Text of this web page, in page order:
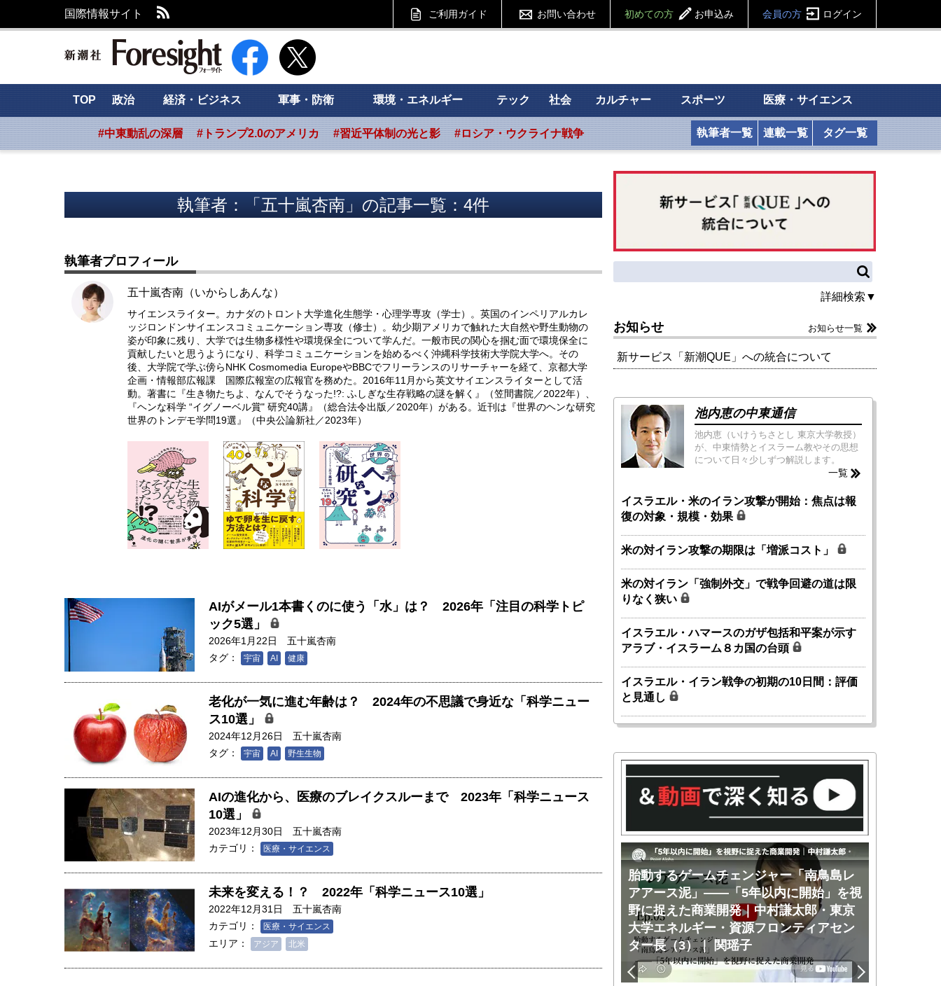
国際情報サイト ご利用ガイド お問い合わせ 初めての方 お申込み 会員の方 ログイン
新潮社 Foresight フォーサイト
TOP 政治 経済・ビジネス 軍事・防衛 環境・エネルギー テック 社会 カルチャー スポーツ 医療・サイエンス
#中東動乱の深層 #トランプ2.0のアメリカ #習近平体制の光と影 #ロシア・ウクライナ戦争 執筆者一覧 連載一覧 タグ一覧
執筆者：「五十嵐杏南」の記事一覧：4件
執筆者プロフィール
五十嵐杏南（いからしあんな）
サイエンスライター。カナダのトロント大学進化生態学・心理学専攻（学士）。英国のインペリアルカレ
ッジロンドンサイエンスコミュニケーション専攻（修士）。幼少期アメリカで触れた大自然や野生動物の
姿が印象に残り、大学では生物多様性や環境保全について学んだ。一般市民の関心を掴む面で環境保全に
貢献したいと思うようになり、科学コミュニケーションを始めるべく沖縄科学技術大学院大学へ。その
後、大学院で学ぶ傍らNHK Cosmomedia EuropeやBBCでフリーランスのリサーチャーを経て、京都大学
企画・情報部広報課 国際広報室の広報官を務めた。2016年11月から英文サイエンスライターとして活
動。著書に『生き物たちよ、なんでそうなった!?: ふしぎな生存戦略の謎を解く』（笠間書院／2022年）、
『ヘンな科学 “イグノーベル賞" 研究40講』（総合法令出版／2020年）がある。近刊は『世界のヘンな研究
世界のトンデモ学問19選』（中央公論新社／2023年）
AIがメール1本書くのに使う「水」は？ 2026年「注目の科学トピ
ック5選」
2026年1月22日
五十嵐杏南
タグ：
宇宙 AI 健康
老化が一気に進む年齢は？ 2024年の不思議で身近な「科学ニュー
ス10選」
2024年12月26日
五十嵐杏南
タグ：
宇宙 AI 野生生物
AIの進化から、医療のブレイクスルーまで 2023年「科学ニュース
10選」
2023年12月30日
五十嵐杏南
カテゴリ：
医療・サイエンス
未来を変える！？ 2022年「科学ニュース10選」
2022年12月31日
五十嵐杏南
カテゴリ：
医療・サイエンス
エリア： アジア 北米
詳細検索▼
お知らせ お知らせ一覧
新サービス「新潮QUE」への統合について
池内恵の中東通信
池内恵（いけうちさとし 東京大学教授）
が、中東情勢とイスラーム教やその思想
について日々少しずつ解説します。
一覧
イスラエル・米のイラン攻撃が開始：焦点は報
復の対象・規模・効果
米の対イラン攻撃の期限は「増派コスト」
米の対イラン「強制外交」で戦争回避の道は限
りなく狭い
イスラエル・ハマースのガザ包括和平案が示す
アラブ・イスラーム８カ国の台頭
イスラエル・イラン戦争の初期の10日間：評価
と見通し
を手にするか 核融
現・普及後の「世
京大学大学院新領域
（4）｜ 関瑶子
胎動するゲームチェンジャー「南鳥島レ
アアース泥」――日米欧豪による新たな
サプライチェーン｜中村謙太郎・東京大
学エネルギー・資源フロンティアセンタ
ー長（4）｜ 関瑶子
胎動するゲームチェンジャー「南鳥島レ
アアース泥」――「5年以内に開始」を視
胎動するゲームチェンジャー「南鳥島レ
アアース泥」――脱中国はなぜ進まない
のか｜中村謙太郎・東京大学エネルギ
ー・資源フロンティアセンター長（2）｜
関瑶子